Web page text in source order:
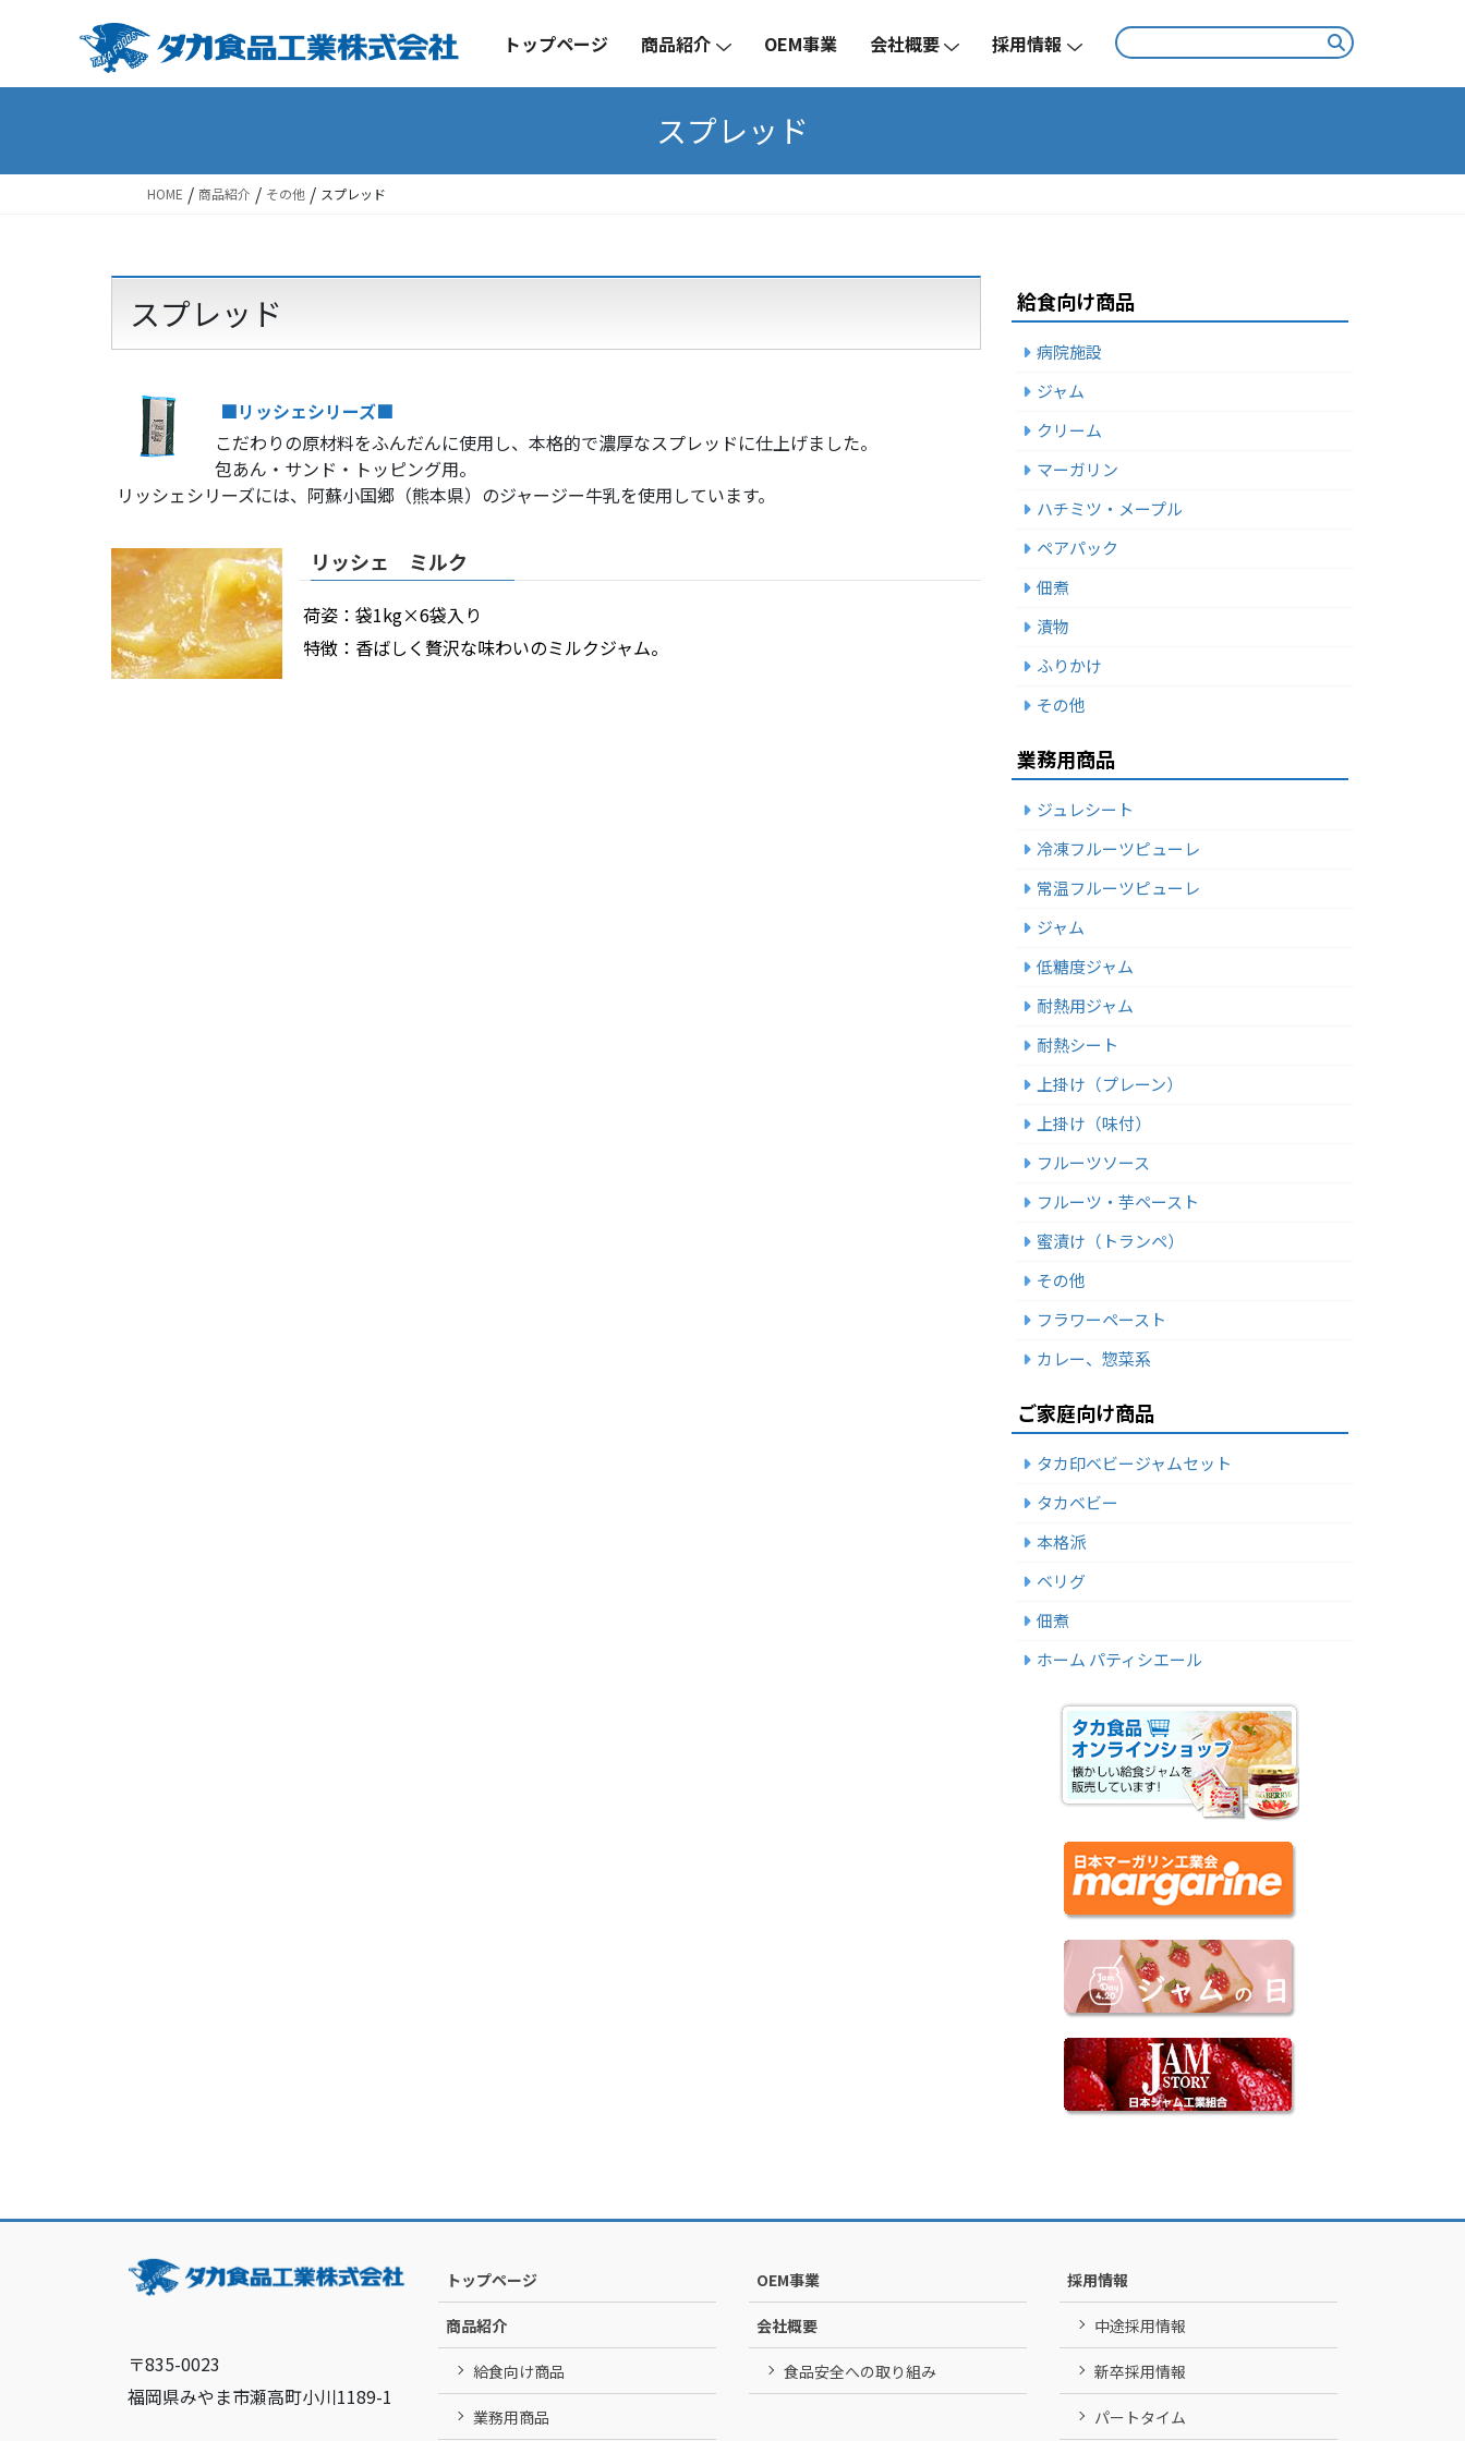
content
Navigation
トップページ 商品紹介 OEM事業 会社概要 採用情報
スプレッド
HOME / 商品紹介 / その他 / スプレッド
スプレッド
■リッシェシリーズ■
こだわりの原材料をふんだんに使用し、本格的で濃厚なスプレッドに仕上げました。
包あん・サンド・トッピング用。
リッシェシリーズには、阿蘇小国郷（熊本県）のジャージー牛乳を使用しています。
リッシェ ミルク
荷姿： 袋1kg×6袋入り
特徴： 香ばしく贅沢な味わいのミルクジャム。
給食向け商品
病院施設
ジャム
クリーム
マーガリン
ハチミツ・メープル
ペアパック
佃煮
漬物
ふりかけ
その他
業務用商品
ジュレシート
冷凍フルーツピューレ
常温フルーツピューレ
ジャム
低糖度ジャム
耐熱用ジャム
耐熱シート
上掛け（プレーン）
上掛け（味付）
フルーツソース
フルーツ・芋ペースト
蜜漬け（トランペ）
その他
フラワーペースト
カレー、惣菜系
ご家庭向け商品
タカ印ベビージャムセット
タカベビー
本格派
ベリグ
佃煮
ホーム パティシエール
〒835-0023
福岡県みやま市瀬高町小川1189-1
トップページ
商品紹介
給食向け商品
業務用商品
OEM事業
会社概要
食品安全への取り組み
採用情報
中途採用情報
新卒採用情報
パートタイム